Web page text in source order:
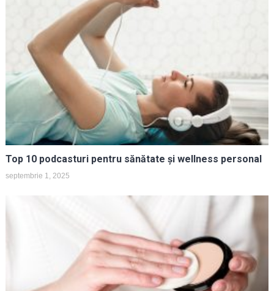
Top 10 podcasturi pentru sănătate și wellness personal
septembrie 1, 2025